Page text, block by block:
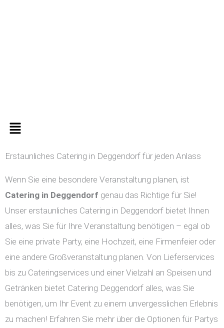
Menü
Erstaunliches Catering in Deggendorf für jeden Anlass
Wenn Sie eine besondere Veranstaltung planen, ist
Catering in Deggendorf genau das Richtige für Sie!
Unser erstaunliches Catering in Deggendorf bietet Ihnen
alles, was Sie für Ihre Veranstaltung benötigen – egal ob
Sie eine private Party, eine Hochzeit, eine Firmenfeier oder
eine andere Großveranstaltung planen. Von Lieferservices
bis zu Cateringservices und einer Vielzahl an Speisen und
Getränken bietet Catering Deggendorf alles, was Sie
benötigen, um Ihr Event zu einem unvergesslichen Erlebnis
zu machen! Erfahren Sie mehr über die Optionen für Partys